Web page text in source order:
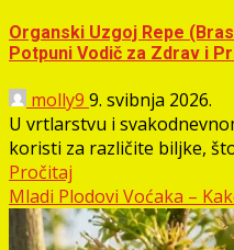
Organski Uzgoj Repe
Potpuni Vodič za Zdrav i
molly9 9. svibnja 2026.
U vrtlarstvu i
koristi za različite biljke,
Pročitaj
Mladi Plodovi Voćaka –